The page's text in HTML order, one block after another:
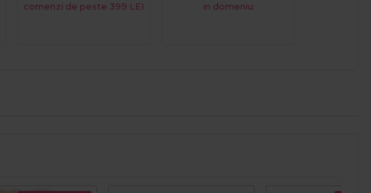
comenzi de peste 399 LEI
in domeniu